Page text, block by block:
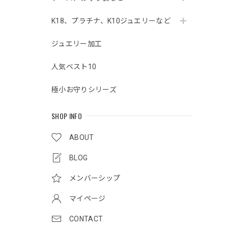
K18、プラチナ、K10ジュエリーなど
ジュエリー加工
人気ベスト10
極小お守りシリーズ
SHOP INFO
ABOUT
BLOG
メンバーシップ
マイページ
CONTACT